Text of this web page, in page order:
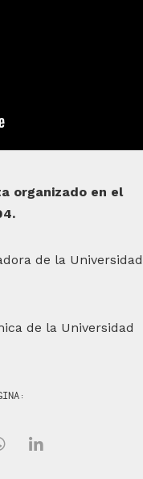
organizado en el
de la Universidad
de la Universidad